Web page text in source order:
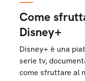
Come
Disney+
Disney+ è una
serie tv,
come sfruttare al